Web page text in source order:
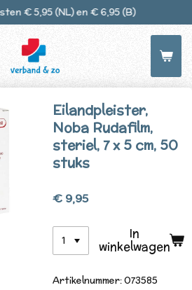
€ 5,95 (NL) en € 6,95 (B)
Eilandpleister,
Noba Rudafilm,
steriel, 7 x 5 cm, 50
stuks
€ 9,95
In
winkelwagen
Artikelnummer:073585